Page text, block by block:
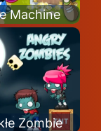
Machine
Zombie